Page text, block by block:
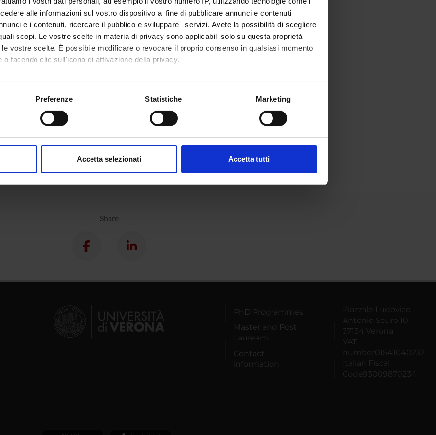
alle informazioni sul vostro dispositivo al fine di pubblicare annunci e contenuti
e i contenuti, ricercare il pubblico e sviluppare i servizi. Avete la possibilità di scegliere
scopi. Le vostre scelte in materia di privacy sono applicabili solo su questa proprietà
vostre scelte. È possibile modificare o revocare il proprio consenso in qualsiasi momento
o facendo clic sull'icona di attivazione della privacy.
anche:
sulla tua posizione geografica, con un'approssimazione di qualche metro,
in qualsiasi momento dalla Dichiarazione sui cookie.
Preferenze Statistiche Marketing
Accetta selezionati Accetta tutti
Section
Share
PhD Programmes
Master and Post
Lauream
Contact
information
Piazzale Ludovico
Antonio Scuro 10
37134 Verona
VAT
number01541040232
Italian Fiscal
Code93009870234